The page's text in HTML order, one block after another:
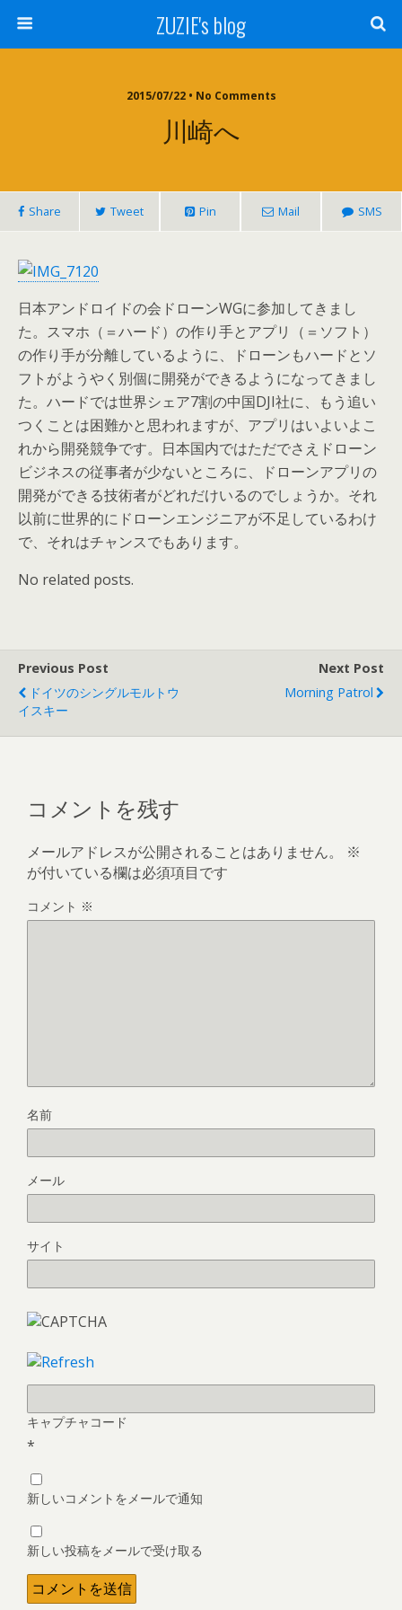
ZUZIE's blog
2015/07/22 • No Comments
川崎へ
Share Tweet Pin Mail SMS
日本アンドロイドの会ドローンWGに参加してきまし
た。スマホ（＝ハード）の作り手とアプリ（＝ソフト）
の作り手が分離しているように、ドローンもハードとソ
フトがようやく別個に開発ができるようになってきまし
た。ハードでは世界シェア7割の中国DJI社に、もう追い
つくことは困難かと思われますが、アプリはいよいよこ
れから開発競争です。日本国内ではただでさえドローン
ビジネスの従事者が少ないところに、ドローンアプリの
開発ができる技術者がどれだけいるのでしょうか。それ
以前に世界的にドローンエンジニアが不足しているわけ
で、それはチャンスでもあります。
No related posts.
Previous Post
ドイツのシングルモルトウ
イスキー
Next Post
Morning Patrol
コメントを残す
メールアドレスが公開されることはありません。
※
が付いている欄は必須項目です
コメント ※
名前
メール
サイト
キャプチャコード
*
新しいコメントをメールで通知
新しい投稿をメールで受け取る